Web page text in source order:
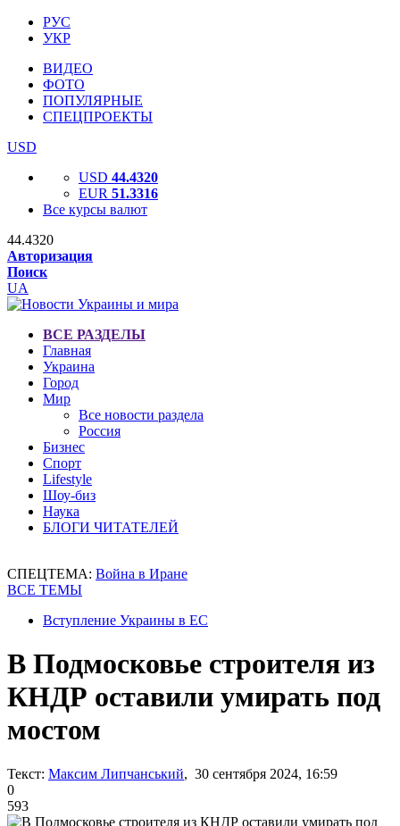
РУС
УКР
ВИДЕО
ФОТО
ПОПУЛЯРНЫЕ
СПЕЦПРОЕКТЫ
USD
USD 44.4320
EUR 51.3316
Все курсы валют
44.4320
Авторизация
Поиск
UA
ВСЕ РАЗДЕЛЫ
Главная
Украина
Город
Мир
Все новости раздела
Россия
Бизнес
Спорт
Lifestyle
Шоу-биз
Наука
БЛОГИ ЧИТАТЕЛЕЙ
СПЕЦТЕМА: Война в Иране
ВСЕ ТЕМЫ
Вступление Украины в ЕС
В Подмосковье строителя из
КНДР оставили умирать под
мостом
Текст: Максим Липчанський, 30 сентября 2024, 16:59
0
593